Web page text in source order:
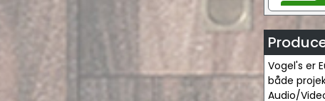
Hvid
Vogel's er
både
Audio/